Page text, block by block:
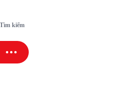
Tìm kiếm
SAO SPORT